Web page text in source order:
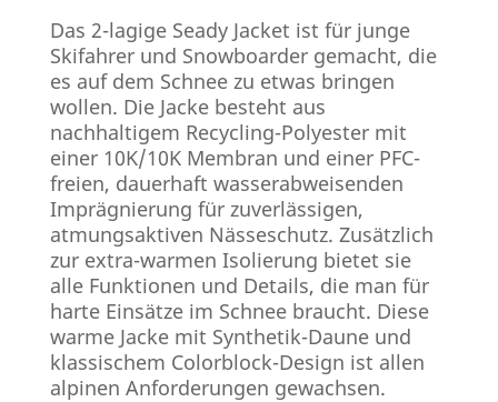
Das 2-lagige Seady Jacket ist für junge
Skifahrer und Snowboarder gemacht, die
es auf dem Schnee zu etwas bringen
wollen. Die Jacke besteht aus
nachhaltigem Recycling-Polyester mit
einer 10K/10K Membran und einer PFC-
freien, dauerhaft wasserabweisenden
Imprägnierung für zuverlässigen,
atmungsaktiven Nässeschutz. Zusätzlich
zur extra-warmen Isolierung bietet sie
alle Funktionen und Details, die man für
harte Einsätze im Schnee braucht. Diese
warme Jacke mit Synthetik-Daune und
klassischem Colorblock-Design ist allen
alpinen Anforderungen gewachsen.